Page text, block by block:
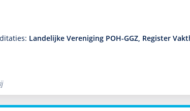
Landelijke Vereniging POH-GGZ, Register